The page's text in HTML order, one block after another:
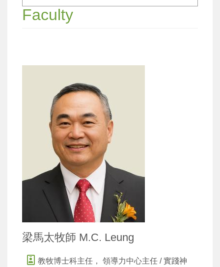
Faculty
梁馬太牧師 M.C. Leung
教牧博士科主任， 領導力中心主任 / 實踐神